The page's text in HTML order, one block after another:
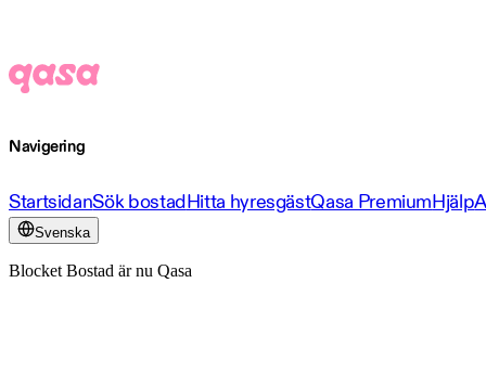
Navigering
StartsidanSök bostadHitta hyresgästQasa PremiumHjälp
Svenska
Blocket Bostad är nu Qasa